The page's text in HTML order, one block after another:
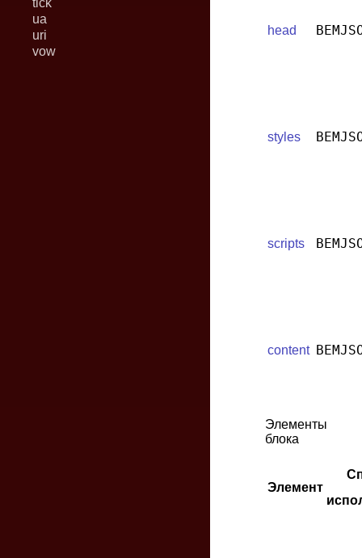
tick
ua
uri
vow
head
styles
scripts
content
Элементы
блока
Элемент